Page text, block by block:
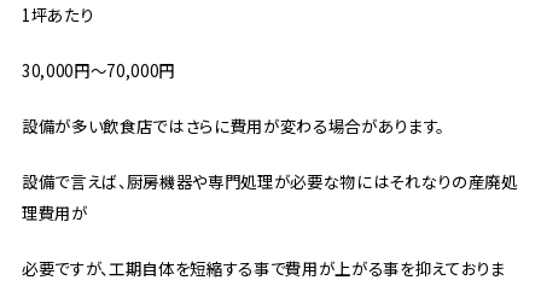
1坪あたり
30,000円〜70,000円
設備が多い飲食店ではさらに費用が変わる場合があります。
設備で言えば、厨房機器や専門処理が必要な物にはそれなりの産廃処
理費用が
必要ですが、工期自体を短縮する事で費用が上がる事を抑えておりま